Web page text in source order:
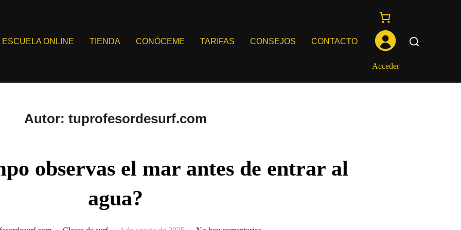
ESCUELA ONLINE TIENDA CONÓCEME TARIFAS CONSEJOS CONTACTO
Acceder
Buscar:
Autor: tuprofesordesurf.com
observas el mar antes de entrar al
agua?